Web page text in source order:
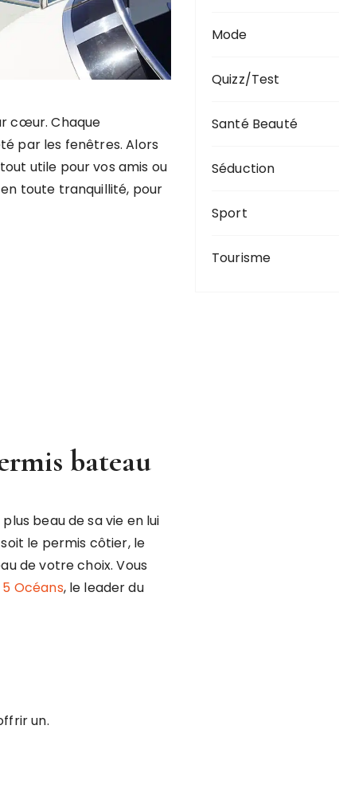
cœur. Chaque
par les fenêtres. Alors
utile pour vos amis ou
toute tranquillité, pour
bateau
beau de sa vie en lui
le permis côtier, le
de votre choix. Vous
5 Océans, le leader du
un.
Mode
Quizz/Test
Santé Beauté
Séduction
Sport
Tourisme